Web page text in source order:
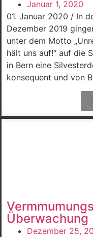
Januar 1, 2020
01. Januar 2020 / In
Dezember 2019
unter dem Motto
hält uns auf!“ auf die
in Bern eine
konsequent und von
Überwachung
Dezember 25,